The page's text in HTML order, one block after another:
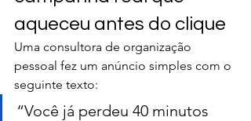
aqueceu antes do clique
Uma consultora de organização
pessoal fez um anúncio simples com o
seguinte texto:
“Você já perdeu 40 minutos